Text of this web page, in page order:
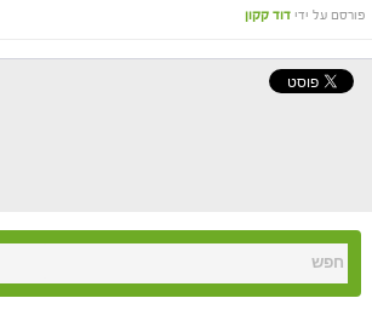
פורסם על ידי דוד קקון